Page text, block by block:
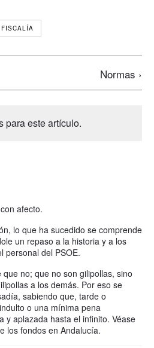
FISCALÍA
Normas ›
para este artículo.
afecto.
lo que ha sucedido se comprende
un repaso a la historia y a los
personal del PSOE.
no; que no son gilipollas, sino
a los demás. Por eso se
sabiendo que, tarde o
o una mínima pena
y aplazada hasta el infinito. Véase
los fondos en Andalucía.